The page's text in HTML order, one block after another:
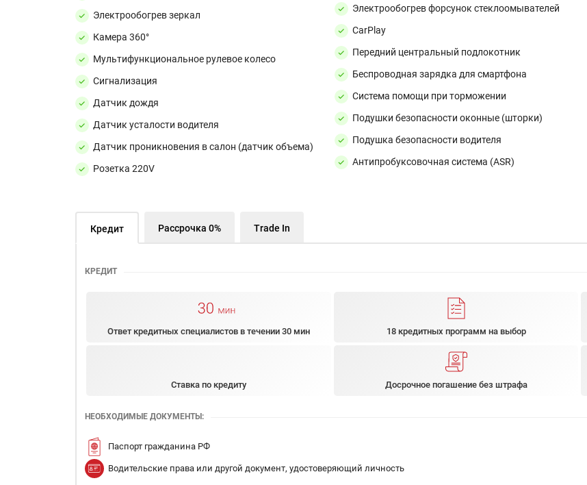
Электрообогрев зеркал
Камера 360°
Мультифункциональное рулевое колесо
Сигнализация
Датчик дождя
Датчик усталости водителя
Датчик проникновения в салон (датчик объема)
Розетка 220V
Электрообогрев форсунок стеклоомывателей
CarPlay
Передний центральный подлокотник
Беспроводная зарядка для смартфона
Система помощи при торможении
Подушки безопасности оконные (шторки)
Подушка безопасности водителя
Антипробуксовочная система (ASR)
Кредит Рассрочка 0% Trade In
КРЕДИТ
Ответ кредитных специалистов в течении 30 мин 18 кредитных программ на выбор
Ставка по кредиту Досрочное погашение без штрафа
НЕОБХОДИМЫЕ ДОКУМЕНТЫ:
Паспорт гражданина РФ
Водительские права или другой документ, удостоверяющий личность